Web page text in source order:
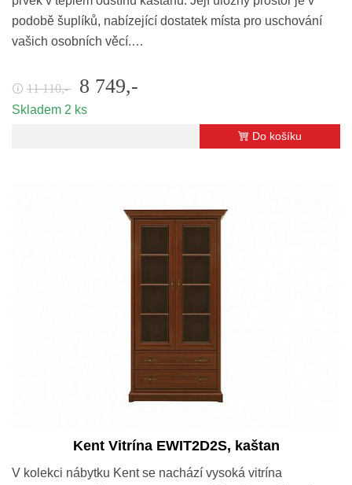
podobě šuplíků, nabízející dostatek místa pro uschování
vašich osobních věcí.…
🛈 11 110,- 8 749,-
Skladem 2 ks
Do košíku
Kent Vitrína EWIT2D2S, kaštan
V kolekci nábytku Kent se nachází vysoká vitrína